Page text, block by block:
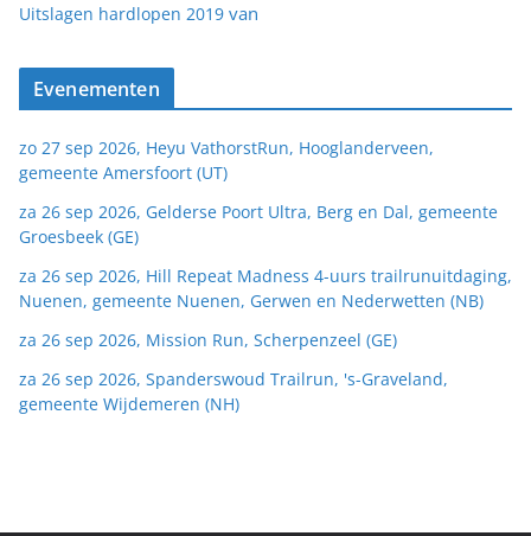
Uitslagen hardlopen 2019 van
Evenementen
zo 27 sep 2026, Heyu VathorstRun, Hooglanderveen,
gemeente Amersfoort (UT)
za 26 sep 2026, Gelderse Poort Ultra, Berg en Dal, gemeente
Groesbeek (GE)
za 26 sep 2026, Hill Repeat Madness 4-uurs trailrunuitdaging,
Nuenen, gemeente Nuenen, Gerwen en Nederwetten (NB)
za 26 sep 2026, Mission Run, Scherpenzeel (GE)
za 26 sep 2026, Spanderswoud Trailrun, 's-Graveland,
gemeente Wijdemeren (NH)